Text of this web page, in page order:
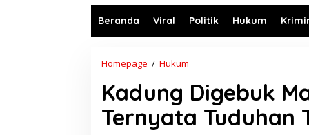
Beranda Viral Politik Hukum
Homepage / Hukum
d
u
n
g
Kadung Digebuk
Ternyata Tuduhan